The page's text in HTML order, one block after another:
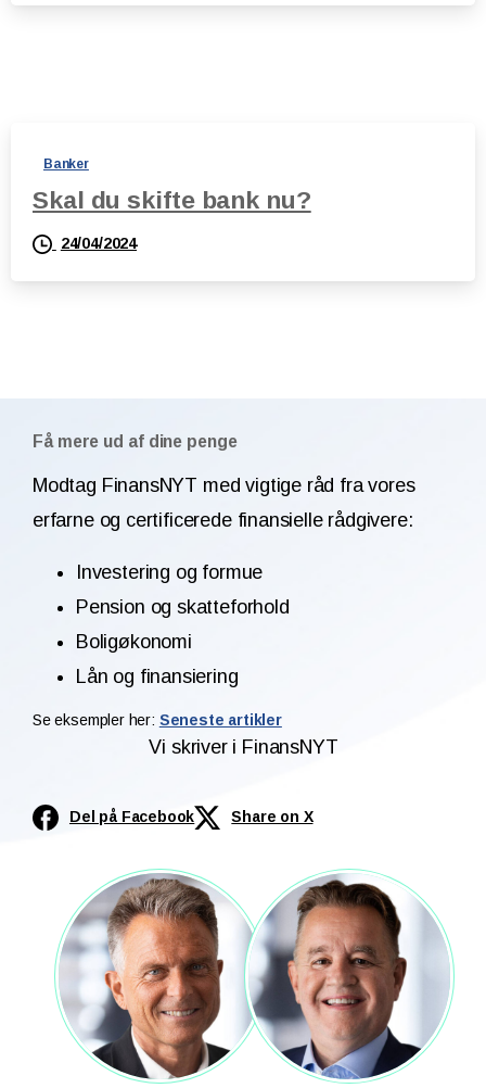
Banker
Skal du skifte bank nu?
24/04/2024
Få mere ud af dine penge
Modtag FinansNYT med vigtige råd fra vores
erfarne og certificerede finansielle rådgivere:
Investering og formue
Pension og skatteforhold
Boligøkonomi
Lån og finansiering
Se eksempler her: Seneste artikler
Vi skriver i FinansNYT
Del på Facebook Share on X